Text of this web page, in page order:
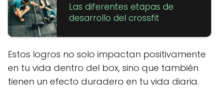
Las diferentes etapas de
desarrollo del crossfit
Estos logros no solo impactan positivamente
en tu vida dentro del box, sino que también
tienen un efecto duradero en tu vida diaria.